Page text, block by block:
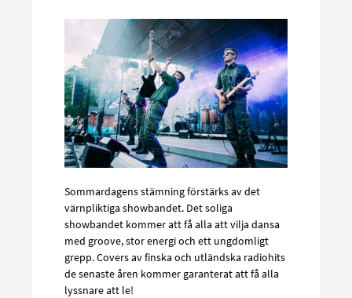
Sommardagens stämning förstärks av det
värnpliktiga showbandet. Det soliga
showbandet kommer att få alla att vilja dansa
med groove, stor energi och ett ungdomligt
grepp. Covers av finska och utländska radiohits
de senaste åren kommer garanterat att få alla
lyssnare att le!